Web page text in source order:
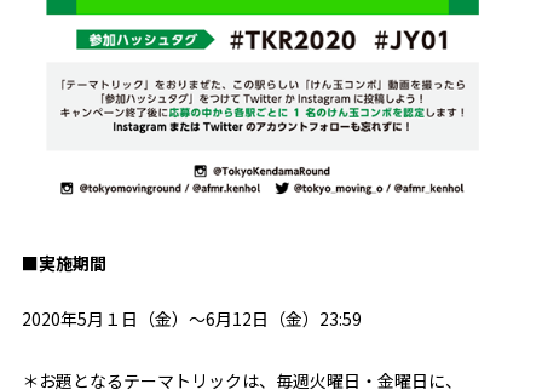
■実施期間
2020年5月１日（金）～6月12日（金）23:59
＊お題となるテーマトリックは、毎週火曜日・金曜日に、